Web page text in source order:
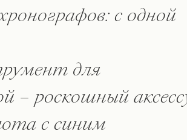
с одной
для
– роскошный
с синим